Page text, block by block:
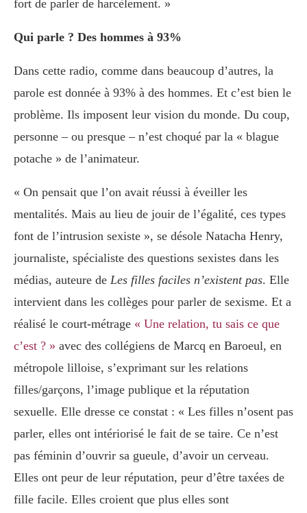
fort de parler de harcèlement. »
Qui parle ? Des hommes à 93%
Dans cette radio, comme dans beaucoup d’autres, la
parole est donnée à 93% à des hommes. Et c’est bien le
problème. Ils imposent leur vision du monde. Du coup,
personne – ou presque – n’est choqué par la « blague
potache » de l’animateur.
« On pensait que l’on avait réussi à éveiller les
mentalités. Mais au lieu de jouir de l’égalité, ces types
font de l’intrusion sexiste », se désole Natacha Henry,
journaliste, spécialiste des questions sexistes dans les
médias, auteure de Les filles faciles n’existent pas. Elle
intervient dans les collèges pour parler de sexisme. Et a
réalisé le court-métrage « Une relation, tu sais ce que
c’est ? » avec des collégiens de Marcq en Baroeul, en
métropole lilloise, s’exprimant sur les relations
filles/garçons, l’image publique et la réputation
sexuelle. Elle dresse ce constat : « Les filles n’osent pas
parler, elles ont intériorisé le fait de se taire. Ce n’est
pas féminin d’ouvrir sa gueule, d’avoir un cerveau.
Elles ont peur de leur réputation, peur d’être taxées de
fille facile. Elles croient que plus elles sont